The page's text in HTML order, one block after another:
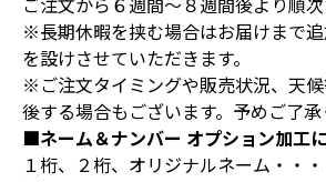
※長期休暇を挟む場合はお届けまで
を設けさせていただきます。
※ご注文タイミングや販売状況、天
後する場合もございます。予めご了承
■ネーム＆ナンバー オプション加工
１桁、２桁、オリジナルネーム・・